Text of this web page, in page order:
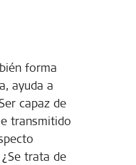
forma
ayuda a
capaz de
transmitido
trata de